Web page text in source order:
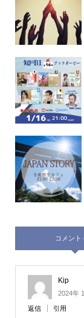
コメント
Kip
2024年
返信 引用